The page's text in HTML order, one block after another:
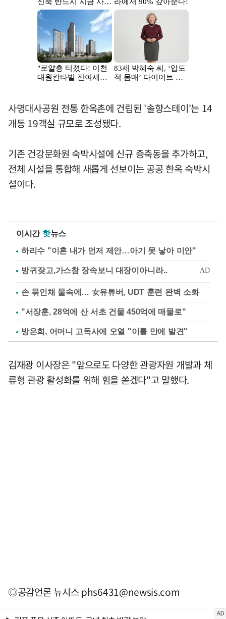
사명대사공원 전통 한옥촌에 건립된 '솔향스테이'는 14
개동 19객실 규모로 조성됐다.
기존 건강문화원 숙박시설에 신규 증축동을 추가하고,
전체 시설을 통합해 새롭게 선보이는 공공 한옥 숙박시
설이다.
이시간 핫뉴스
하리수 "이혼 내가 먼저 제안…아기 못 낳아 미안"
손 묶인채 물속에… 女유튜버, UDT 훈련 완벽 소화
"서장훈, 28억에 산 서초 건물 450억에 매물로"
방은희, 어머니 고독사에 오열 "이틀 만에 발견"
김재광 이사장은 "앞으로도 다양한 관광자원 개발과 체
류형 관광 활성화를 위해 힘을 쏟겠다"고 말했다.
◎공감언론 뉴시스phs6431@newsis.com